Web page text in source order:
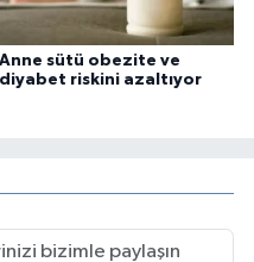
Anne sütü obezite ve
diyabet riskini azaltıyor